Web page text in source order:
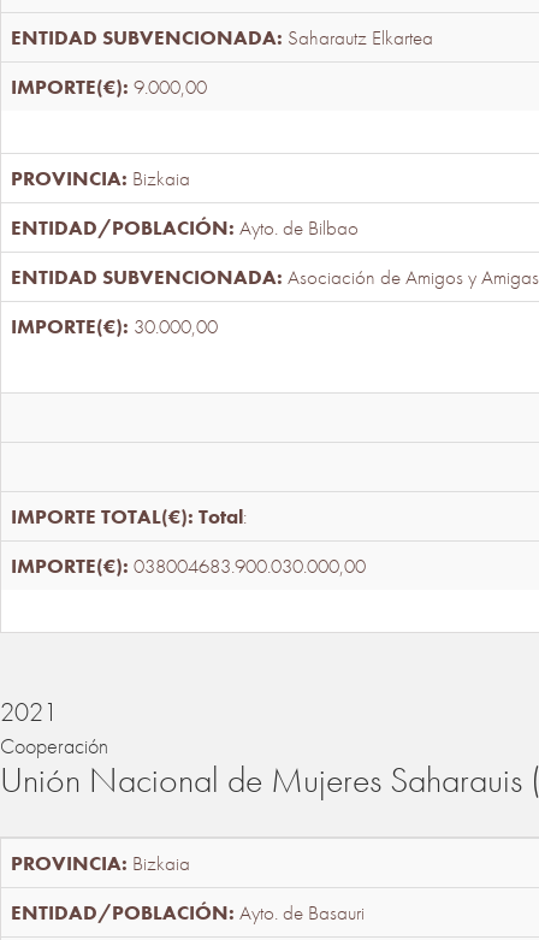
Saharautz Elkartea
9.000,00
Bizkaia
Ayto. de Bilbao
Asociación de Amigos y
30.000,00
Total:
038004683.900.030.000,00
2021
Cooperación
Unión Nacional de Mujeres
Bizkaia
Ayto. de Basauri